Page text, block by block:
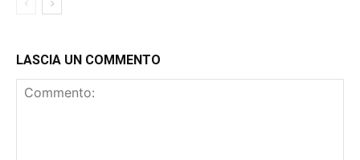
LASCIA UN COMMENTO